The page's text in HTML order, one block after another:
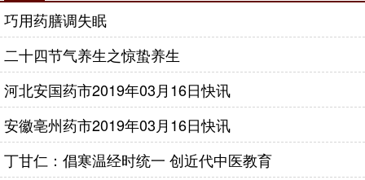
巧用药膳调失眠
二十四节气养生之惊蛰养生
河北安国药市2019年03月16日快讯
安徽亳州药市2019年03月16日快讯
丁甘仁：倡寒温经时统一 创近代中医教育